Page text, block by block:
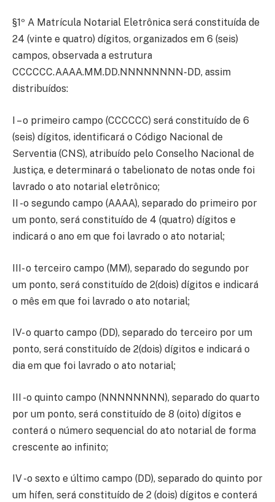
§1º A Matrícula Notarial Eletrônica será constituída de
24 (vinte e quatro) dígitos, organizados em 6 (seis)
campos, observada a estrutura
CCCCCC.AAAA.MM.DD.NNNNNNNN-DD, assim
distribuídos:
I – o primeiro campo (CCCCCC) será constituído de 6
(seis) dígitos, identificará o Código Nacional de
Serventia (CNS), atribuído pelo Conselho Nacional de
Justiça, e determinará o tabelionato de notas onde foi
lavrado o ato notarial eletrônico;
II -o segundo campo (AAAA), separado do primeiro por
um ponto, será constituído de 4 (quatro) dígitos e
indicará o ano em que foi lavrado o ato notarial;
III- o terceiro campo (MM), separado do segundo por
um ponto, será constituído de 2(dois) dígitos e indicará
o mês em que foi lavrado o ato notarial;
IV- o quarto campo (DD), separado do terceiro por um
ponto, será constituído de 2(dois) dígitos e indicará o
dia em que foi lavrado o ato notarial;
III -o quinto campo (NNNNNNNN), separado do quarto
por um ponto, será constituído de 8 (oito) dígitos e
conterá o número sequencial do ato notarial de forma
crescente ao infinito;
IV -o sexto e último campo (DD), separado do quinto por
um hífen, será constituído de 2 (dois) dígitos e conterá